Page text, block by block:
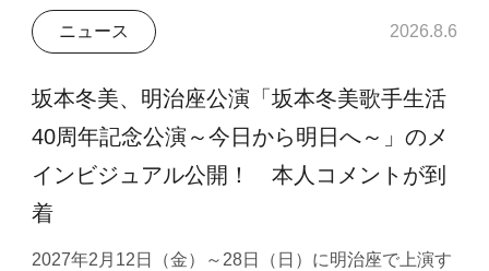
ニュース 2026.8.6
坂本冬美、明治座公演「坂本冬美歌手生活
40周年記念公演～今日から明日へ～」のメ
インビジュアル公開！ 本人コメントが到
着
2027年2月12日（金）～28日（日）に明治座で上演す